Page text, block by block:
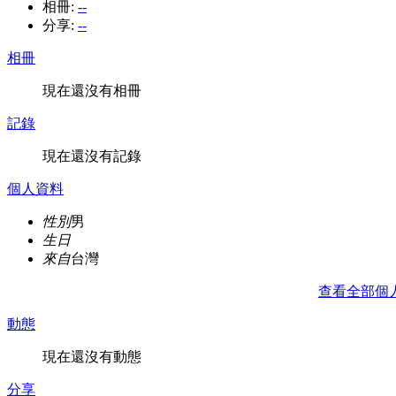
相冊: --
分享: --
相冊
現在還沒有相冊
記錄
現在還沒有記錄
個人資料
性別男
生日
來自台灣
查看全部個
動態
現在還沒有動態
分享